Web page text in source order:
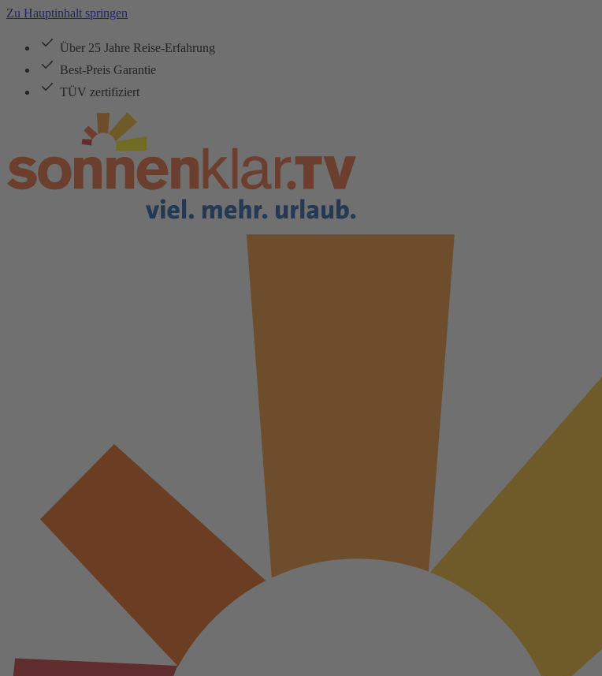
Zu Hauptinhalt springen
Über 25 Jahre Reise-Erfahrung
Best-Preis Garantie
TÜV zertifiziert